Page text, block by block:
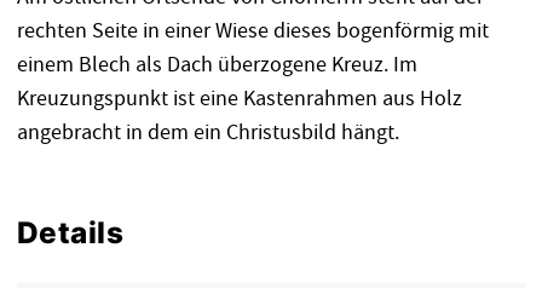
rechten Seite in einer Wiese dieses bogenförmig mit
einem Blech als Dach überzogene Kreuz. Im
Kreuzungspunkt ist eine Kastenrahmen aus Holz
angebracht in dem ein Christusbild hängt.
Details